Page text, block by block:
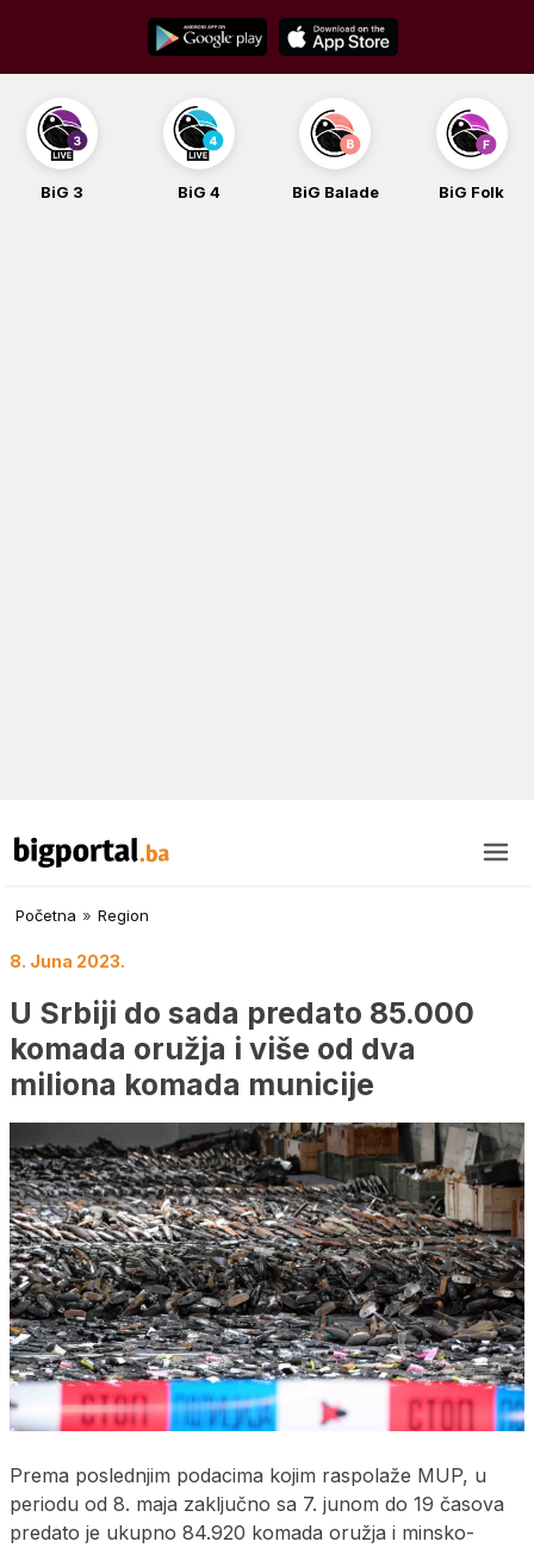
content
BiG 3 BiG 4 BiG Balade BiG Folk
Početna » Region
8. Juna 2023.
U Srbiji do sada predato 85.000
komada oružja i više od dva
miliona komada municije
Prema poslednjim podacima kojim raspolaže MUP, u
periodu od 8. maja zaključno sa 7. junom do 19 časova
predato je ukupno 84.920 komada oružja i minsko-